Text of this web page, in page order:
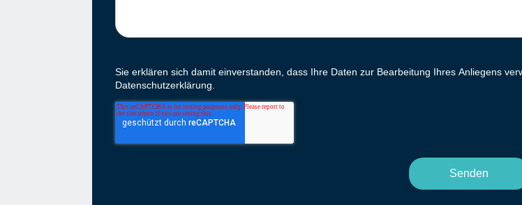
Sie erklären sich damit einverstanden, dass Ihre Daten zur Bearbeitung Ihres Anliegens
Datenschutzerklärung.